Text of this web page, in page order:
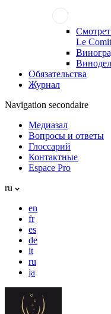
Le
Обязательства
Журнал
Navigation secondaire
Медиазал
Вопросы и ответы
Глоссарий
Контактные
Espace Pro
ru
en
fr
es
de
it
ru
ja